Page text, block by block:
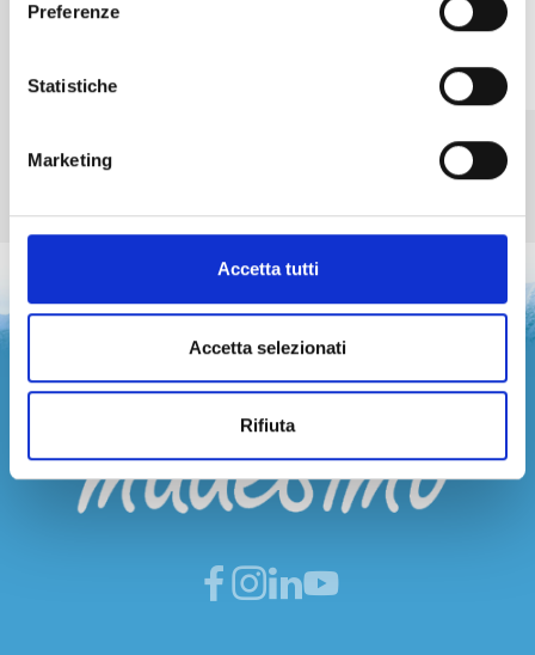
Preferenze
Statistiche
Marketing
Accetta tutti
Accetta selezionati
Rifiuta
Scopri di più